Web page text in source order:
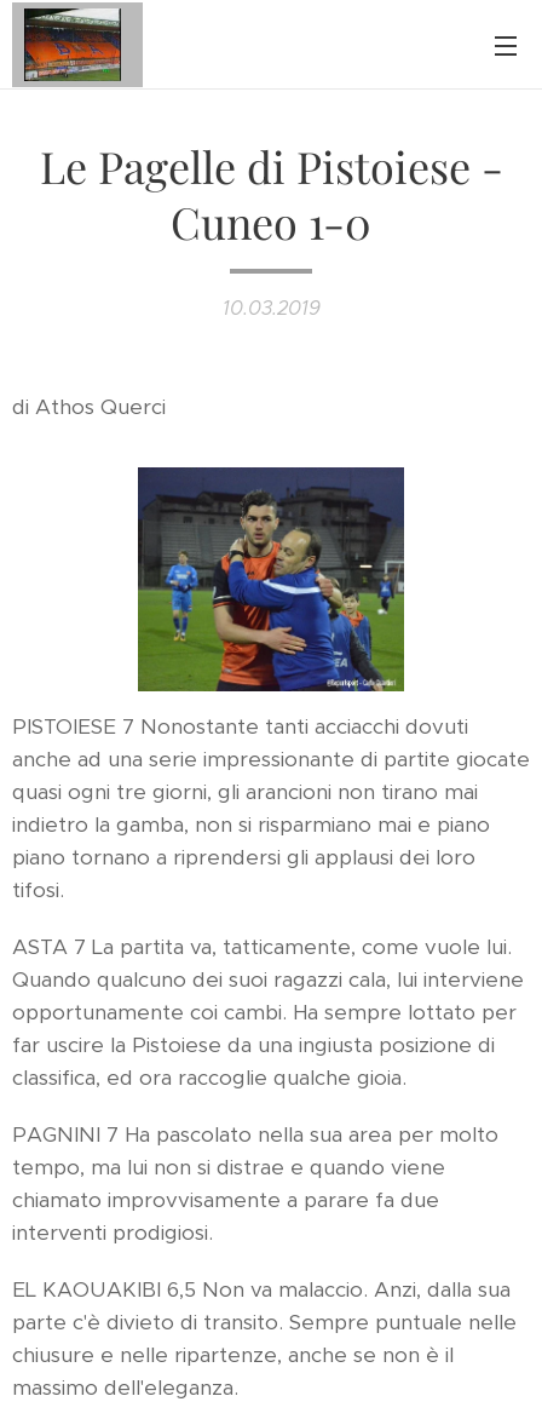
Le Pagelle di Pistoiese -
Cuneo 1-0
10.03.2019
di Athos Querci
PISTOIESE 7 Nonostante tanti acciacchi dovuti
anche ad una serie impressionante di partite giocate
quasi ogni tre giorni, gli arancioni non tirano mai
indietro la gamba, non si risparmiano mai e piano
piano tornano a riprendersi gli applausi dei loro
tifosi.
ASTA 7 La partita va, tatticamente, come vuole lui.
Quando qualcuno dei suoi ragazzi cala, lui interviene
opportunamente coi cambi. Ha sempre lottato per
far uscire la Pistoiese da una ingiusta posizione di
classifica, ed ora raccoglie qualche gioia.
PAGNINI 7 Ha pascolato nella sua area per molto
tempo, ma lui non si distrae e quando viene
chiamato improvvisamente a parare fa due
interventi prodigiosi.
EL KAOUAKIBI 6,5 Non va malaccio. Anzi, dalla sua
parte c'è divieto di transito. Sempre puntuale nelle
chiusure e nelle ripartenze, anche se non è il
massimo dell'eleganza.